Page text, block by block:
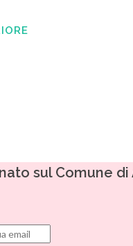
sul Comune di